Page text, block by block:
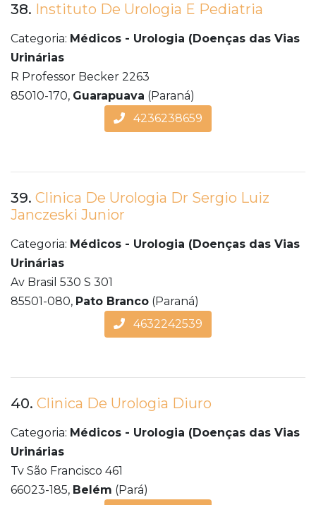
38. Instituto De Urologia E Pediatria
Categoria: Médicos - Urologia (Doenças das Vias
Urinárias
R Professor Becker 2263
85010-170, Guarapuava (Paraná)
4236238659
39. Clinica De Urologia Dr Sergio Luiz
Janczeski Junior
Categoria: Médicos - Urologia (Doenças das Vias
Urinárias
Av Brasil 530 S 301
85501-080, Pato Branco (Paraná)
4632242539
40. Clinica De Urologia Diuro
Categoria: Médicos - Urologia (Doenças das Vias
Urinárias
Tv São Francisco 461
66023-185, Belém (Pará)